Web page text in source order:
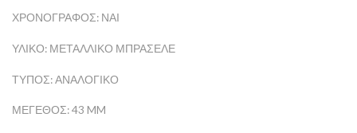
ΧΡΟΝΟΓΡΆΦΟΣ: ΝΑΙ
ΥΛΙΚΌ: ΜΕΤΑΛΛΙΚΌ ΜΠΡΑΣΕΛΈ
ΤΎΠΟΣ: ΑΝΑΛΟΓΙΚΌ
ΜΈΓΕΘΟΣ: 43 MM